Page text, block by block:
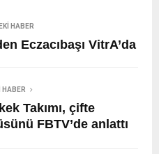
HABER
Eczacıbaşı VitrA’da
HABER
Takımı, çifte
FBTV’de anlattı